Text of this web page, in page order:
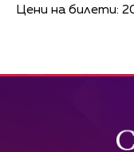
Цени на билети: